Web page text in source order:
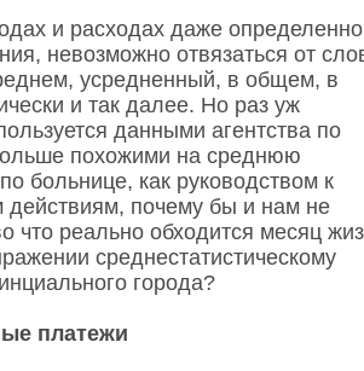
и расходах даже
невозможно отвязаться от
усредненный, в общем, в
и так далее. Но раз уж
данными агентства по
похожими на среднюю
больнице, как руководством к
действиям, почему бы и нам не
что реально обходится месяц
среднестатистическому
города?
платежи